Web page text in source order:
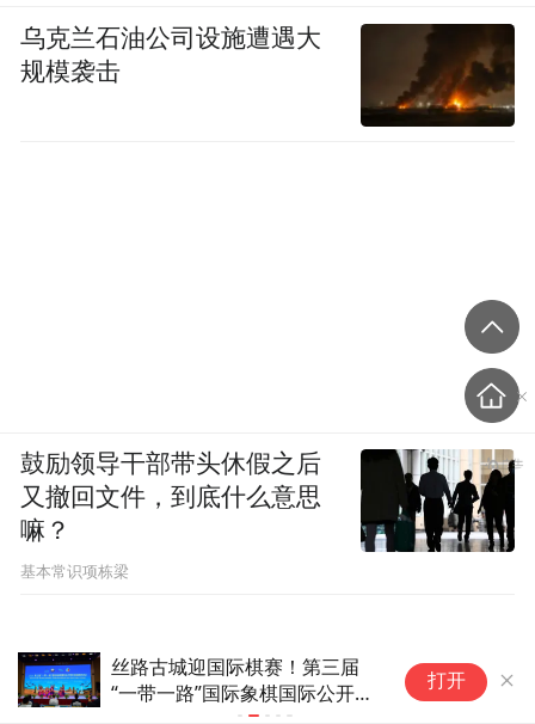
丝路古城迎国际棋赛！第三届
“一带一路”国际象棋国际公开赛
落地库车，8国棋手对弈话交融
打开
乌克兰石油公司设施遭遇大
规模袭击
鼓励领导干部带头休假之后
又撤回文件，到底什么意思
嘛？
基本常识项栋梁